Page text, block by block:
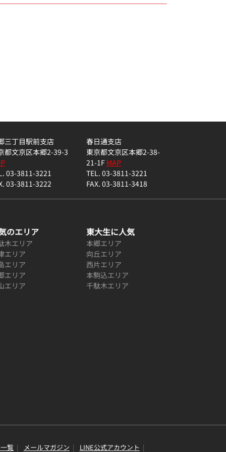
三丁目駅前支店
都文京区本郷2-39-3
03-3811-3221
03-3811-3222
春日通支店
東京都文京区本郷2-38-
21-1FMAP
TEL. 03-3811-3221
FAX. 03-3811-3418
のエリア
木エリア
エリア
エリア
エリア
エリア
東大生に人気
本郷エリア
向丘エリア
西片エリア
本駒込エリア
千駄木エリア
覧 メールマガジン LINE公式アカウント